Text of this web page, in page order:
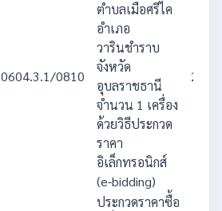
0604.3.1/0810
ตำบลเมือศรีไค
อำเภอ
วารินชำราบ
จังหวัด
อุบลราชธานี
จำนวน 1 เครื่อง
ด้วยวิธีประกวด
ราคา
อิเล็กทรอนิกส์
(e-bidding)
ประกวดราคาซื้อ